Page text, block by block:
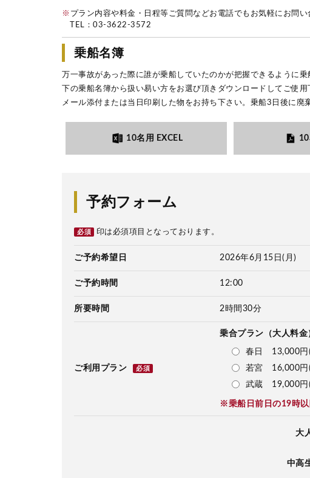
※ プラン内容や料金・日程等ご質問などお電話でもお気軽にお問い
TEL： 03-3622-3572
乗船名簿
万一事故があった際に誰が乗船していたのかが把握できるように乗
下の乗船名簿から扱い易い方をお選び頂きダウンロードしてご使用
メール添付または当日印刷した物をお持ち下さい。乗船3日後に廃
10名用 EXCEL
予約フォーム
必須 印は必須項目となっております。
ご予約希望日 2026年6月15日(月)
ご予約時間 12:00
所要時間 2時間30分
ご利用プラン 必須
乗合プラン（大人料金
春日 13,000
若宮 16,000
武蔵 19,000
※乗船日前日の19時以
大
中高